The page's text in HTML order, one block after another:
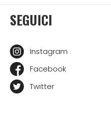
SEGUICI
Instagram
Facebook
Twitter